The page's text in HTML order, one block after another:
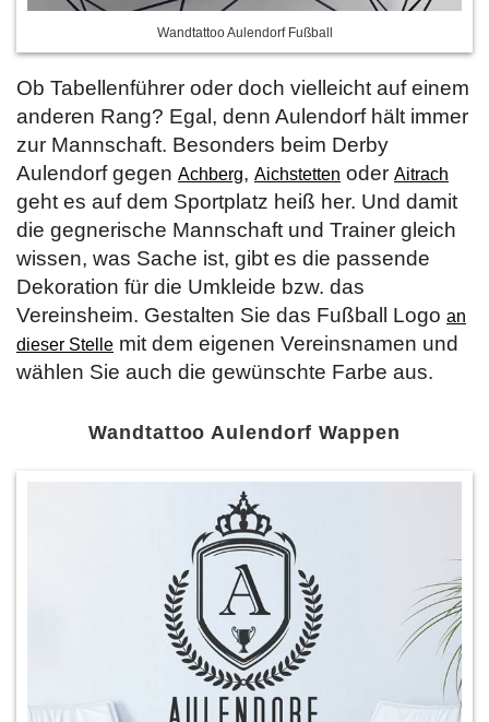
Wandtattoo Aulendorf Fußball
Ob Tabellenführer oder doch vielleicht auf einem
anderen Rang? Egal, denn Aulendorf hält immer
zur Mannschaft. Besonders beim Derby
Aulendorf gegen Achberg, Aichstetten oder Aitrach
geht es auf dem Sportplatz heiß her. Und damit
die gegnerische Mannschaft und Trainer gleich
wissen, was Sache ist, gibt es die passende
Dekoration für die Umkleide bzw. das
Vereinsheim. Gestalten Sie das Fußball Logo an
dieser Stelle mit dem eigenen Vereinsnamen und
wählen Sie auch die gewünschte Farbe aus.
Wandtattoo Aulendorf Wappen